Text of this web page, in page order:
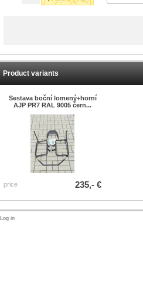
Product variants
Sestava boční lomený+horní
AJP PR7 RAL 9005 čern...
price 235,- €
Log in